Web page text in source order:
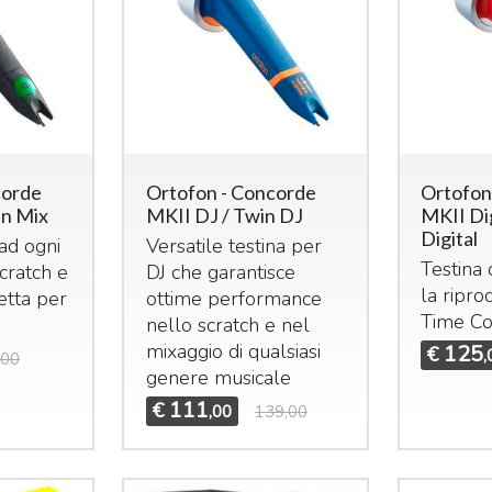
Mix
ogni
e
per
Ortofon - Concorde
MKII DJ / Twin DJ
Versatile testina per
DJ che garantisce
ottime performance
nello scratch e nel
mixaggio di qualsiasi
genere musicale
€ 111,00 139,00
MKII
Digital
Testina
la
Time
€ 125
M32R Live / DL32
composto da:
Midas M32R Live Klark
NCAT5E-50m
5.324,00
Midas M32 Live / DL32
Bundle
Set composto da:
Midas M32 Live Klark
Teknik NCAT5E-50m
Midas DL32
4.655,00
e
e
€